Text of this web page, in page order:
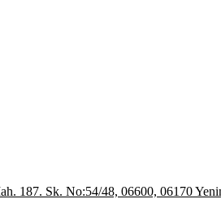
187. Sk. No:54/48, 06600, 06170